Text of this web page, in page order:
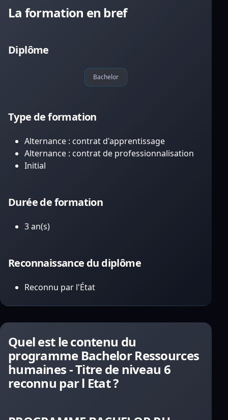
La formation en bref
Diplôme
Bachelor
Type de formation
Alternance : contrat d'apprentissage
Alternance : contrat de professionnalisation
Initial
Durée de formation
3 an(s)
Reconnaissance du diplôme
Reconnu par l'État
Quel est le contenu du
programme Bachelor Ressources
humaines - Titre de niveau 6
reconnu par l Etat ?